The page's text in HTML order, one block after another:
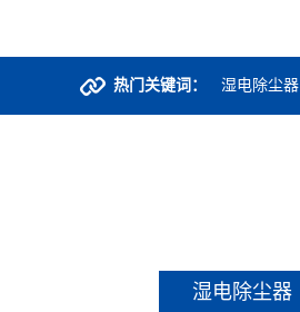
热门关键词： 湿电除尘器
湿电除尘器